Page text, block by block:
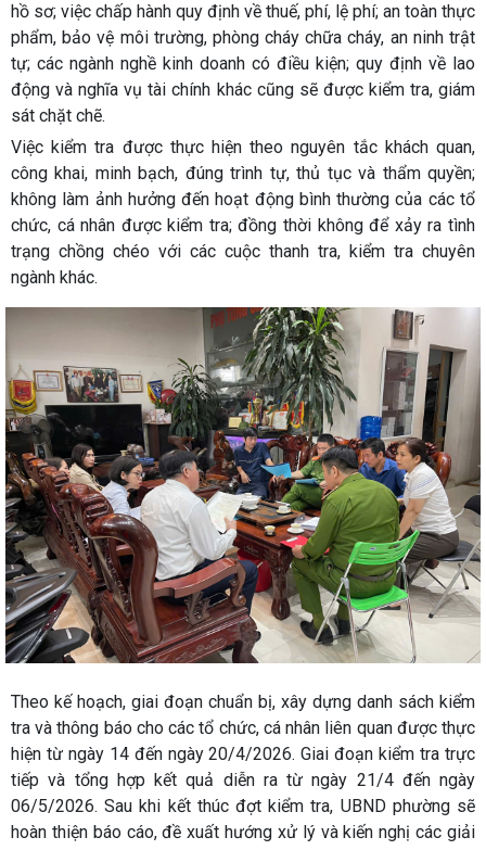
hồ sơ; việc chấp hành quy định về thuế, phí, lệ phí; an toàn thực
phẩm, bảo vệ môi trường, phòng cháy chữa cháy, an ninh trật
tự; các ngành nghề kinh doanh có điều kiện; quy định về lao
động và nghĩa vụ tài chính khác cũng sẽ được kiểm tra, giám
sát chặt chẽ.
Việc kiểm tra được thực hiện theo nguyên tắc khách quan,
công khai, minh bạch, đúng trình tự, thủ tục và thẩm quyền;
không làm ảnh hưởng đến hoạt động bình thường của các tổ
chức, cá nhân được kiểm tra; đồng thời không để xảy ra tình
trạng chồng chéo với các cuộc thanh tra, kiểm tra chuyên
ngành khác.
Theo kế hoạch, giai đoạn chuẩn bị, xây dựng danh sách kiểm
tra và thông báo cho các tổ chức, cá nhân liên quan được thực
hiện từ ngày 14 đến ngày 20/4/2026. Giai đoạn kiểm tra trực
tiếp và tổng hợp kết quả diễn ra từ ngày 21/4 đến ngày
06/5/2026. Sau khi kết thúc đợt kiểm tra, UBND phường sẽ
hoàn thiện báo cáo, đề xuất hướng xử lý và kiến nghị các giải